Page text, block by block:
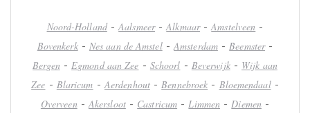
Noord-Holland-Aalsmeer-Alkmaar-Amstelveen -
Bovenkerk- Nes aan de Amstel-Amsterdam-Beemster-
Bergen -Egmond aan Zee - Schoorl - Beverwijk- Wijk aan
Zee - Blaricum -Aerdenhout-Bennebroek - Bloemendaal-
Overveen -Akersloot- Castricum -Limmen -Diemen -